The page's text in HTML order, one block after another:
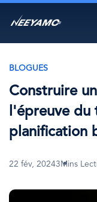
BLOGUES
Construire
l'épreuve du
planification
22 fév, 20243Mins
Image